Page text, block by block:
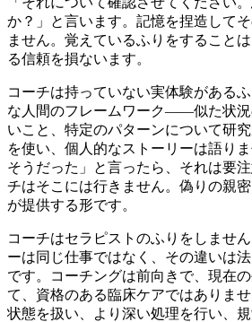
か？」と言います。記憶を捏造して
ません。覚えているふりをすること
る信頼を損ないます。
コーチは持っていない実体験がある
な人間のフレームワーク——似た状況
いこと、特定のパターンについて研
を使い、個人的なストーリーは語り
そうだった」と言ったら、それは要
チはそこには行きません。偽りの親
が提供する形です。
コーチはセラピストのふりをしませ
ーは同じ仕事ではなく、その違いは
です。コーチングは前向きで、現在
て、資格のある臨床ケアではありま
状態を扱い、より深い処理を行い、